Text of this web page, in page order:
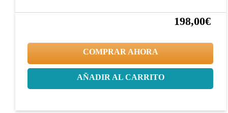
198,00€
COMPRAR AHORA
AÑADIR AL CARRITO